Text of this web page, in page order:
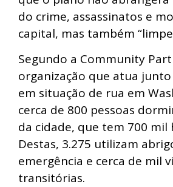
do crime, assassinatos e
capital, mas também
Segundo a Community
organização que atua junto
em situação de rua em
cerca de 800 pessoas
da cidade, que tem 700 mil
Destas, 3.275 utilizam
emergência e cerca de mil
transitórias.